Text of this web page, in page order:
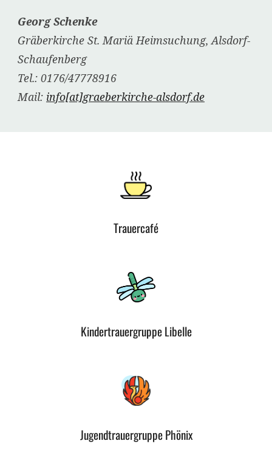
Georg Schenke
Gräberkirche St. Mariä Heimsuchung, Alsdorf-
Schaufenberg
Tel.: 0176/47778916
Mail: info[at]graeberkirche-alsdorf.de
Trauercafé
Kindertrauergruppe Libelle
Jugendtrauergruppe Phönix